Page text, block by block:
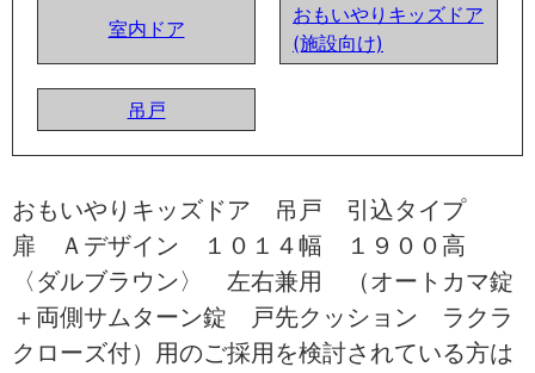
室内ドア
おもいやりキッズドア
(施設向け)
吊戸
おもいやりキッズドア 吊戸 引込タイプ
扉 Ａデザイン １０１４幅 １９００高
〈ダルブラウン〉 左右兼用 （オートカマ錠
＋両側サムターン錠 戸先クッション ラクラ
クローズ付）用のご採用を検討されている方は